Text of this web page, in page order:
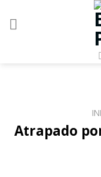
Atrapado